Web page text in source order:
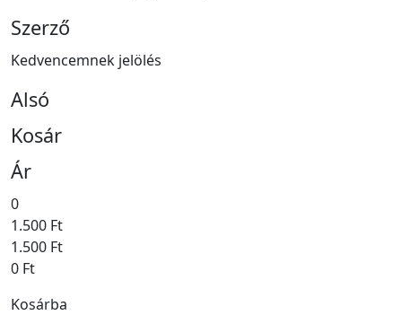
Szerző
Kedvencemnek jelölés
Alsó
Kosár
Ár
0
1.500 Ft
1.500 Ft
0 Ft
Kosárba